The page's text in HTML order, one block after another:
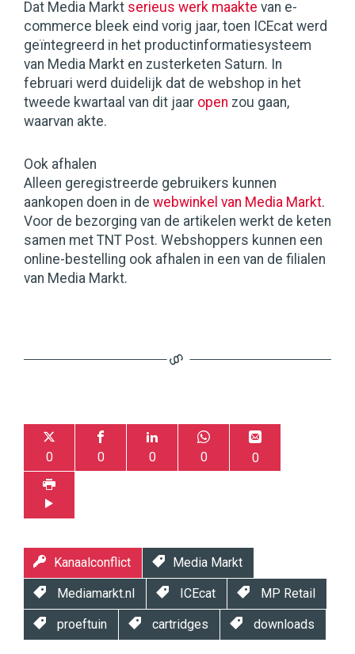
Dat Media Markt serieus werk maakte van e-
commerce bleek eind vorig jaar, toen ICEcat werd
geïntegreerd in het productinformatiesysteem
van Media Markt en zusterketen Saturn. In
februari werd duidelijk dat de webshop in het
tweede kwartaal van dit jaar open zou gaan,
waarvan akte.
Ook afhalen
Alleen geregistreerde gebruikers kunnen
aankopen doen in de webwinkel van Media Markt.
Voor de bezorging van de artikelen werkt de keten
samen met TNT Post. Webshoppers kunnen een
online-bestelling ook afhalen in een van de filialen
van Media Markt.
0 0 0 0 0
Kanaalconflict Media Markt
Mediamarkt.nl ICEcat MP Retail
proeftuin cartridges downloads